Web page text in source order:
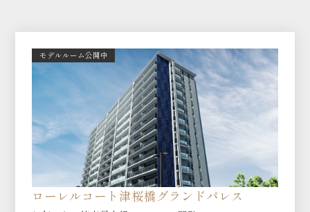
モデルルーム公開中
ローレルコート津桜橋グランドパレス